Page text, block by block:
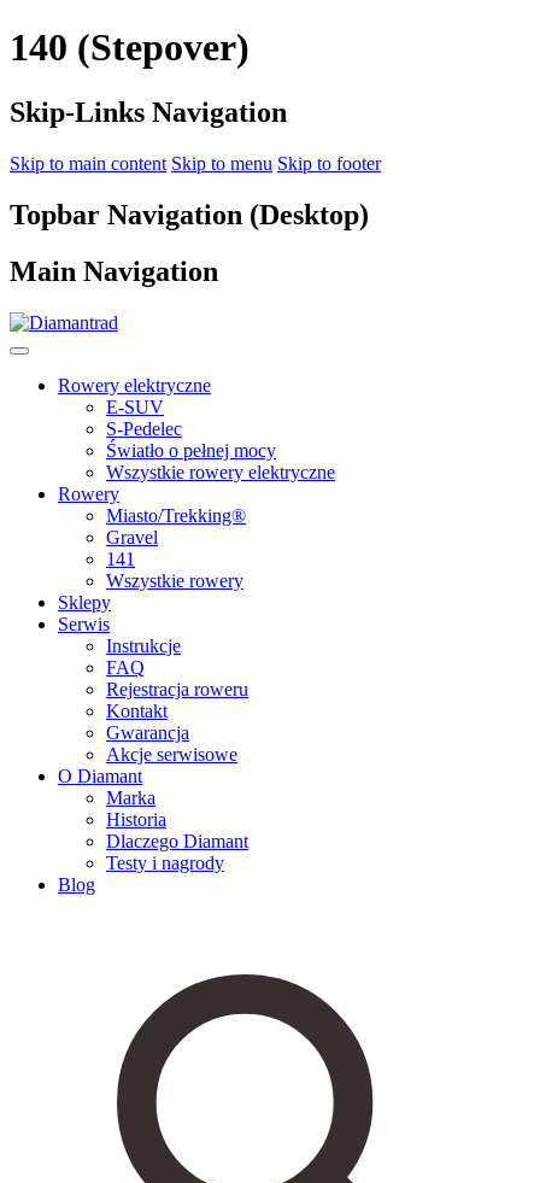
140 (Stepover)
Skip-Links Navigation
Skip to main content Skip to menu Skip to footer
Topbar Navigation (Desktop)
Main Navigation
Rowery elektryczne
E-SUV
S-Pedelec
Światło o pełnej mocy
Wszystkie rowery elektryczne
Rowery
Miasto/Trekking®
Gravel
141
Wszystkie rowery
Sklepy
Serwis
Instrukcje
FAQ
Rejestracja roweru
Kontakt
Gwarancja
Akcje serwisowe
O Diamant
Marka
Historia
Dlaczego Diamant
Testy i nagrody
Blog